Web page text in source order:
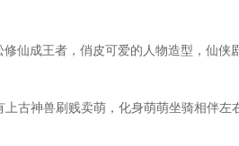
仙成王者，俏皮可爱的人物造型，仙侠
神兽刷贱卖萌，化身萌萌坐骑相伴左